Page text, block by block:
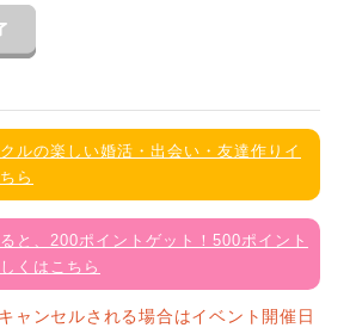
ルの楽しい婚活・出会い・友達作りイ
ら
と、200ポイントゲット！500ポイント
くはこちら
ャンセルされる場合はイベント開催日